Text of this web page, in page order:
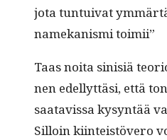
jota tun­tu­i­v­at
namekanis­mi toimii”
Taas noi­ta sin­isiä
nen edel­lyt­täsi, että
saatavis­sa kysyn­tää
Sil­loin kiin­teistövero